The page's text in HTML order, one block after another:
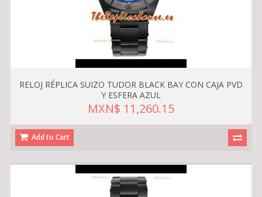
RELOJ RÉPLICA SUIZO TUDOR BLACK BAY CON CAJA PVD
Y ESFERA AZUL
MXN$ 11,260.15
Add to Cart